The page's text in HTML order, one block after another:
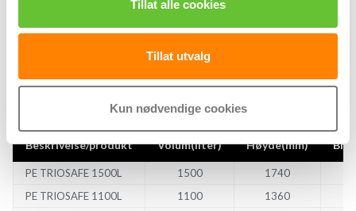
Tillat alle cookies
Tillat utvalg
Kun nødvendige cookies
Beskrivelse/produkt Volum(liter) Høyde(mm)
PE TRIOSAFE 1500L 1500
1740
PE TRIOSAFE 1100L
1100
1360